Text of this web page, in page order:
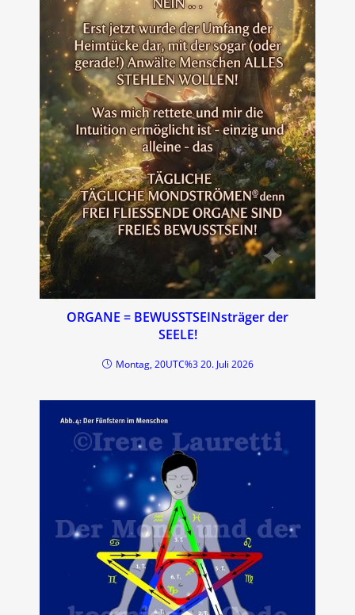
ORGANE = BEWUSSTSEINsträger der
SEELE!
Montag, 20UTC%3 20. Juli 2026